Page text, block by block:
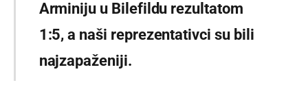
Arminiju u Bilefildu rezultatom
1:5, a naši reprezentativci su bili
najzapaženiji.